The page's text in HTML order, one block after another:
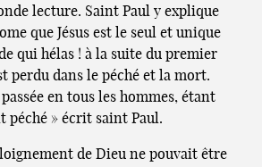
lecture. Saint Paul y explique
que Jésus est le seul et unique
qui hélas ! à la suite du premier
perdu dans le péché et la mort.
en tous les hommes, étant
péché » écrit saint Paul.
de Dieu ne pouvait être